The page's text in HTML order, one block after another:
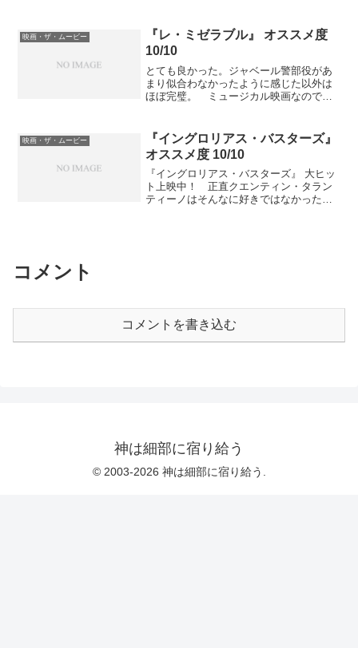
点とは言えないだろうが。未見の『ト
イ・ストーリー』も近いうちに観よう。
か。『アメリ』 9/10 フランス映画。一
見なんとも言えないけどなんとも面白
い。『おおかみこどもの雨と雪』 6/10
思ったよりはよかった。『武士の家計
簿』 3/10 何が悪いというわけではない
が本の方をオススメする。『風と共に去
PIECE FILM Z』 5/10 まあこんなもん
か。『鍵泥棒のメソッド』 8/10 半沢直
樹と大和田常務の共演。かなり面白い。
予算比では間違いなく傑作と言えそう。
映画・ザ・ムービー
『レ・ミゼラブル』 オススメ度
10/10
とても良かった。ジャベール警部役があ
まり似合わなかったように感じた以外は
ほぼ完璧。 ミュージカル映画なので、
けの抄訳を読んでいたく感動した記憶が
ある。 テナルディエの女将さんがどこ
かで見た顔だなと思いながら鑑賞中はつ
いに思い出せなかったが、いま気づい
た。ハリポタのアレか。おまけ【ニコニ
コ動画】【日本語字幕】スーザン・ボイ
映画・ザ・ムービー
『イングロリアス・バスターズ』
オススメ度 10/10
『イングロリアス・バスターズ』 大ヒッ
ト上映中！ 正直クエンティン・タラン
ティーノはそんなに好きではなかった。
そもそもとてもマンガチックな存在だ。
*1 タランティーノと言えば何だ？ 暴
ラピ。ブラピの演技は悪くなく、むしろ
最...
コメント
コメントを書き込む
神は細部に宿り給う
© 2003-2026 神は細部に宿り給う.